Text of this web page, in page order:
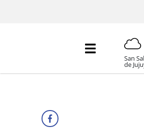
San
de